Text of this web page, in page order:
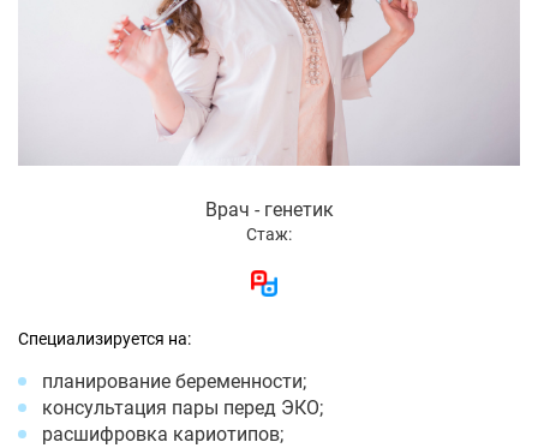
Врач - генетик
Стаж:
Специализируется на:
планирование беременности;
консультация пары перед ЭКО;
расшифровка кариотипов;